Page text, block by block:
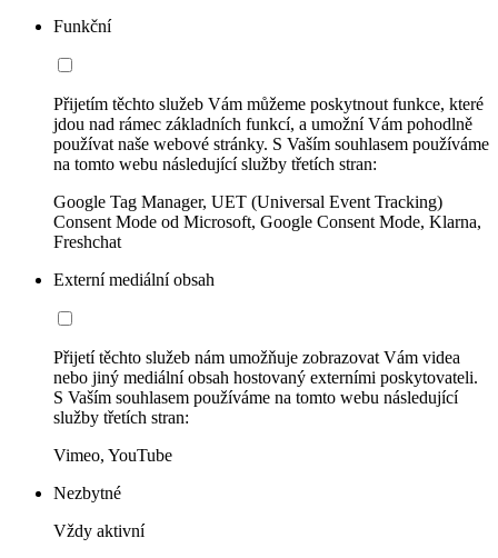
Funkční
Přijetím těchto služeb Vám můžeme poskytnout funkce, které
jdou nad rámec základních funkcí, a umožní Vám pohodlně
používat naše webové stránky. S Vaším souhlasem používáme
na tomto webu následující služby třetích stran:
Google Tag Manager, UET (Universal Event Tracking)
Consent Mode od Microsoft, Google Consent Mode, Klarna,
Freshchat
Externí mediální obsah
Přijetí těchto služeb nám umožňuje zobrazovat Vám videa
nebo jiný mediální obsah hostovaný externími poskytovateli.
S Vaším souhlasem používáme na tomto webu následující
služby třetích stran:
Vimeo, YouTube
Nezbytné
Vždy aktivní